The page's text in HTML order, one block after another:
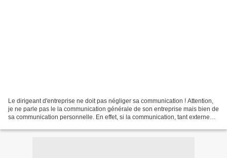
Le dirigeant d'entreprise ne doit pas négliger sa communication ! Attention,
je ne parle pas le la communication générale de son entreprise mais bien de
sa communication personnelle. En effet, si la communication, tant externe